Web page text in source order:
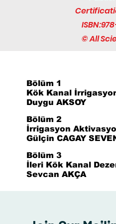
© All
Bölüm 1
Kök Kanal
Duygu AKSOY
Bölüm 2
İrrigasyon
Gülçin CAGAY
Bölüm 3
İleri Kök Kanal
Sevcan AKÇA